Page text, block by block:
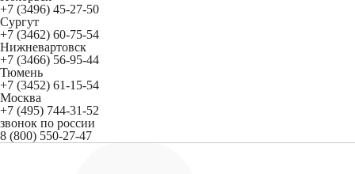
+7 (3496) 45-27-50
Сургут
+7 (3462) 60-75-54
Нижневартовск
+7 (3466) 56-95-44
Тюмень
+7 (3452) 61-15-54
Москва
+7 (495) 744-31-52
звонок по россии
8 (800) 550-27-47